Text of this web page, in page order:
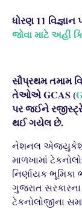
ધોરણ 11
જોવા માટે અહીં
સૌપ્રથમ તમામ
તેઓએ GCAS (
પર જઈને
થઈ ગયેલ છે.
નેશનલ એજ્યુકેશન
માળખામાં
નિર્ણાયક
ગુજરાત સરકારના
ટેકનોલોજીના